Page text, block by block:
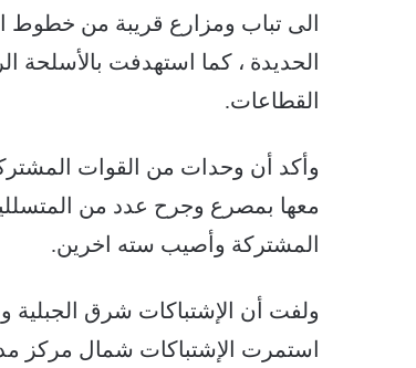
الى تباب ومزارع قريبة من خطوط
الحديدة ، كما استهدفت
القطاعات.
وأكد أن وحدات من القوات
معها بمصرع وجرح عدد من
المشتركة وأصيب سته اخرين.
ولفت أن الإشتباكات شرق الجبلية